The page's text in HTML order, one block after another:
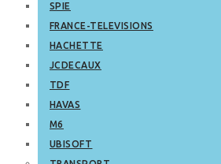
SPIE
FRANCE-TELEVISIONS
HACHETTE
JCDECAUX
TDF
HAVAS
M6
UBISOFT